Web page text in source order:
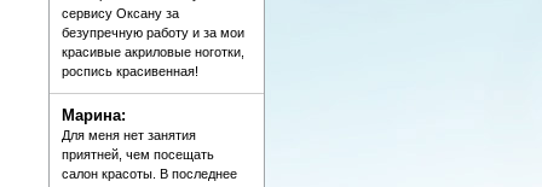
сервису Оксану за
безупречную работу и за мои
красивые акриловые ноготки,
роспись красивенная!
Марина:
Для меня нет занятия
приятней, чем посещать
салон красоты. В последнее